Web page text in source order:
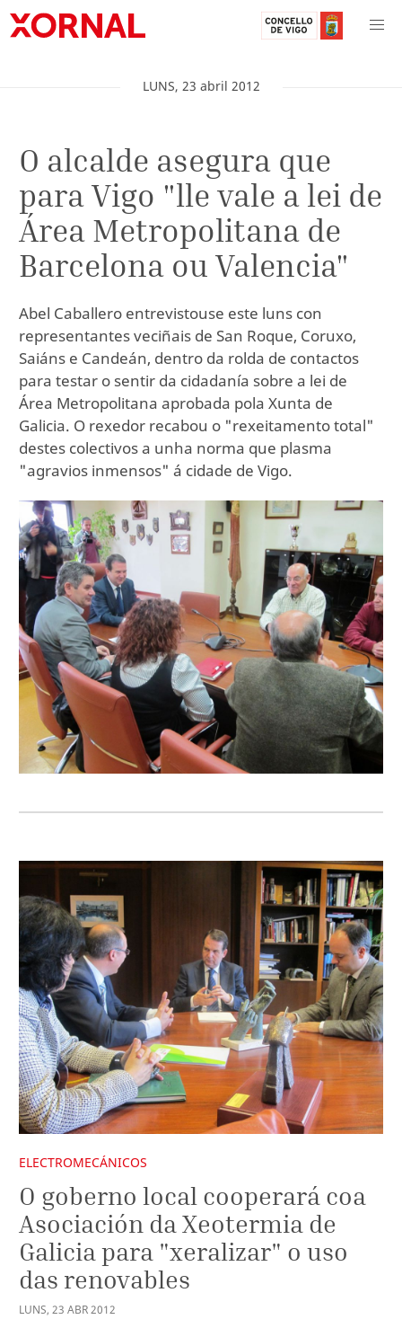
LUNS, 23 abril 2012
O alcalde asegura que
para Vigo "lle vale a lei de
Área Metropolitana de
Barcelona ou Valencia"
Abel Caballero entrevistouse este luns con
representantes veciñais de San Roque, Coruxo,
Saiáns e Candeán, dentro da rolda de contactos
para testar o sentir da cidadanía sobre a lei de
Área Metropolitana aprobada pola Xunta de
Galicia. O rexedor recabou o "rexeitamento total"
destes colectivos a unha norma que plasma
"agravios inmensos" á cidade de Vigo.
ELECTROMECÁNICOS
O goberno local cooperará coa
Asociación da Xeotermia de
Galicia para "xeralizar" o uso
das renovables
LUNS, 23 ABR2012